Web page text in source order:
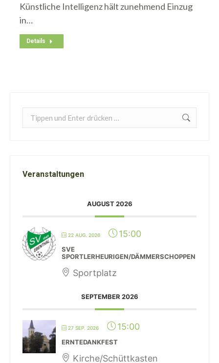
Künstliche Intelligenz hält zunehmend Einzug
in…
Details
Search:
Veranstaltungen
AUGUST 2026
22 AUG. 2026 15:00
SVE
SPORTLERHEURIGEN/DÄMMERSCHOPPEN
Sportplatz
SEPTEMBER 2026
27 SEP. 2026 15:00
ERNTEDANKFEST
Kirche/Schüttkasten